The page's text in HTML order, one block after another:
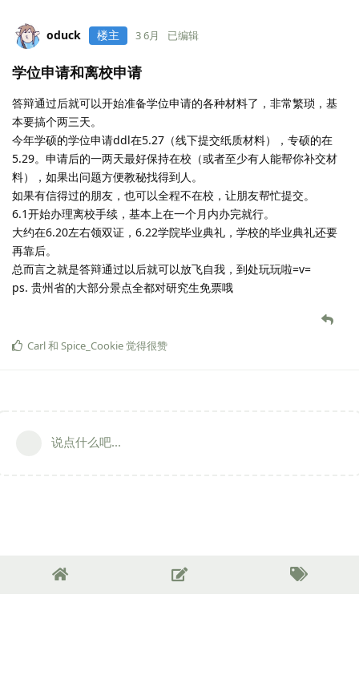
oduck 楼主 3 6月 已编辑
学位申请和离校申请
答辩通过后就可以开始准备学位申请的各种材料了，非常繁琐，基
本要搞个两三天。
今年学硕的学位申请ddl在5.27（线下提交纸质材料），专硕的在
5.29。申请后的一两天最好保持在校（或者至少有人能帮你补交材
料），如果出问题方便教秘找得到人。
如果有信得过的朋友，也可以全程不在校，让朋友帮忙提交。
6.1开始办理离校手续，基本上在一个月内办完就行。
大约在6.20左右领双证，6.22学院毕业典礼，学校的毕业典礼还要
再靠后。
总而言之就是答辩通过以后就可以放飞自我，到处玩玩啦=v=
ps. 贵州省的大部分景点全都对研究生免票哦
Carl和 Spice_Cookie觉得很赞
说点什么吧...